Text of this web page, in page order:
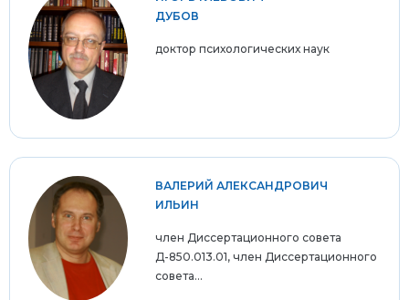
ДУБОВ
доктор психологических наук
ВАЛЕРИЙ АЛЕКСАНДРОВИЧ
ИЛЬИН
член Диссертационного совета
Д-850.013.01, член Диссертационного
совета...